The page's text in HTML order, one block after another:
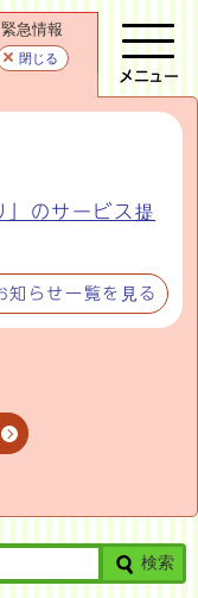
緊急情報
閉じる
」のサービス提
知らせ一覧を見る
メニュー
検索